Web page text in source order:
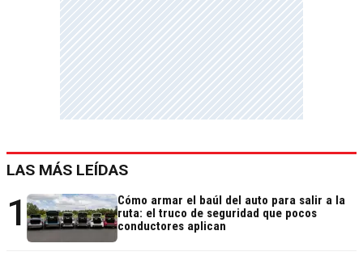
LAS MÁS LEÍDAS
1
Cómo armar el baúl del auto para salir a la
ruta: el truco de seguridad que pocos
conductores aplican